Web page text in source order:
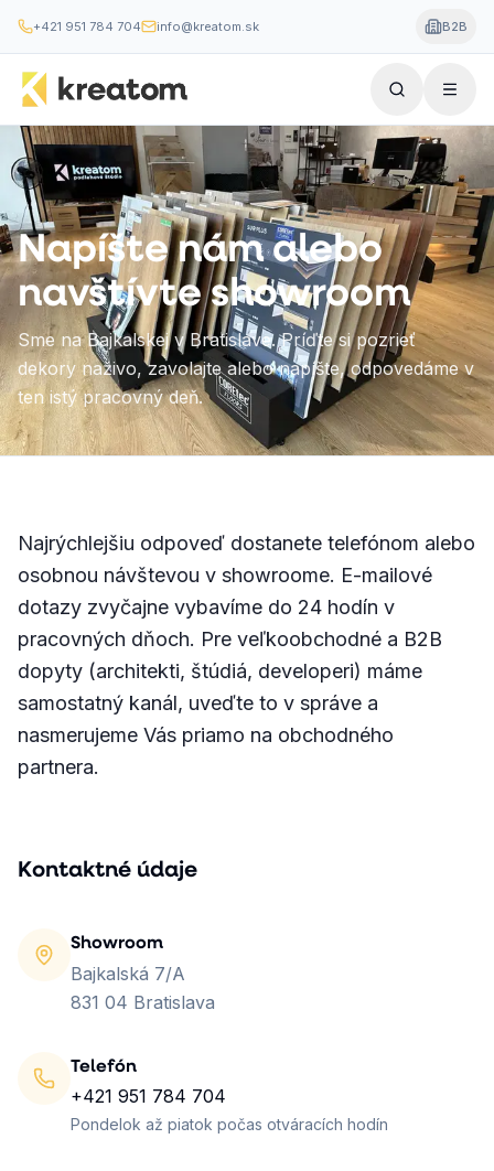
+421 951 784 704 info@kreatom.sk B2B
Napíšte nám alebo
navštívte showroom
Sme na Bajkalskej v Bratislave. Príďte si pozrieť
dekory naživo, zavolajte alebo napíšte, odpovedáme v
ten istý pracovný deň.
Najrýchlejšiu odpoveď dostanete telefónom alebo
osobnou návštevou v showroome. E-mailové
dotazy zvyčajne vybavíme do 24 hodín v
pracovných dňoch. Pre veľkoobchodné a B2B
dopyty (architekti, štúdiá, developeri) máme
samostatný kanál, uveďte to v správe a
nasmerujeme Vás priamo na obchodného
partnera.
Kontaktné údaje
Showroom
Bajkalská 7/A
831 04 Bratislava
Telefón
+421 951 784 704
Pondelok až piatok počas otváracích hodín